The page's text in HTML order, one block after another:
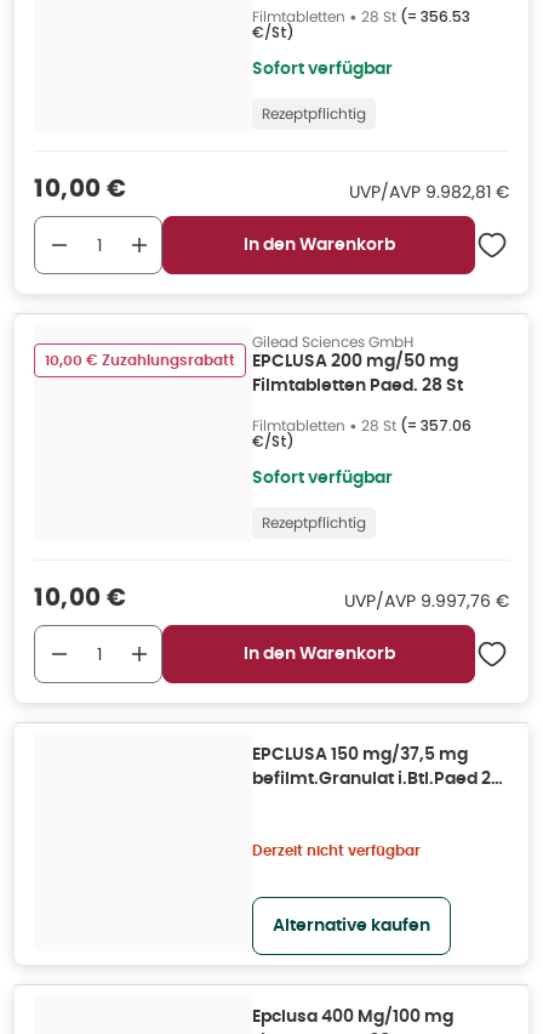
Filmtabletten • 28 St (= 356.53
€/St)
Sofort verfügbar
Rezeptpflichtig
Verkaufspreis
10,00 € UVP/AVP UVP/AVP :
9.982,81 €
In den Warenkorb
10,00 € Zuzahlungsrabatt
Gilead Sciences GmbH
EPCLUSA 200 mg/50 mg
Filmtabletten Paed. 28 St
Filmtabletten • 28 St (= 357.06
€/St)
Sofort verfügbar
Rezeptpflichtig
Verkaufspreis
10,00 € UVP/AVP UVP/AVP
9.997,76 €
In den Warenkorb
EPCLUSA 150 mg/37,5 mg
befilmt.Granulat i.Btl.Paed 28
Derzeit nicht verfügbar
Alternative kaufen
Epclusa 400 Mg/100 mg